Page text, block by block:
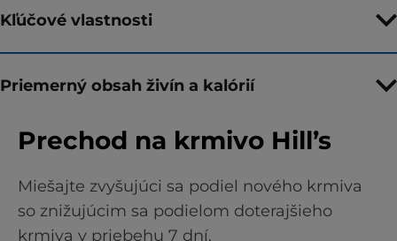
Kľúčové vlastnosti
Priemerný obsah živín a kalórií
Prechod na krmivo Hill’s
Miešajte zvyšujúci sa podiel nového krmiva
so znižujúcim sa podielom doterajšieho
krmiva v priebehu 7 dní.